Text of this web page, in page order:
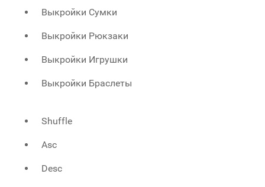
Выкройки Сумки
Выкройки Рюкзаки
Выкройки Игрушки
Выкройки Браслеты
Shuffle
Asc
Desc